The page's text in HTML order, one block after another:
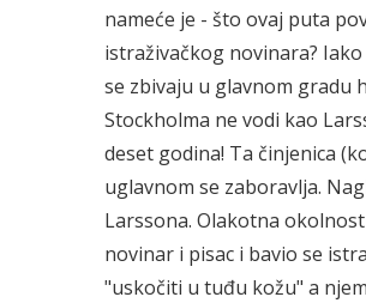
nameće je - što ovaj puta
istraživačkog novinara?
se zbivaju u glavnom gradu
Stockholma ne vodi kao
deset godina! Ta činjenica
uglavnom se zaboravlja.
Larssona. Olakotna
novinar i pisac i bavio se
"uskočiti u tuđu kožu" a